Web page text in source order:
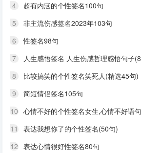
4
超有内涵的个性签名100句
5
非主流伤感签名2023年103句
6
性签名98句
7
人生感悟签名 人生伤感哲理感悟句子
8
比较搞笑的个性签名笑死人(精选45句)
9
简短情侣签名105句
10 心情不好的个性签名女生,心情不好语
11
表达我想你了的个性签名(50句)
12 表达心情很好性签名80句